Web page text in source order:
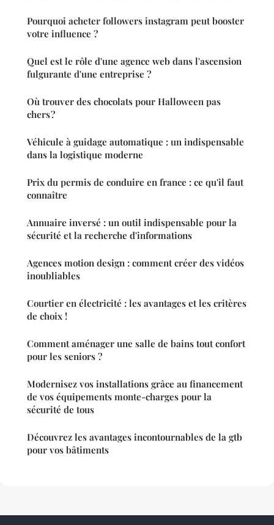
Pourquoi acheter followers instagram peut booster
votre influence ?
Quel est le rôle d'une agence web dans l'ascension
fulgurante d'une entreprise ?
Où trouver des chocolats pour Halloween pas
chers ?
Véhicule à guidage automatique : un indispensable
dans la logistique moderne
Prix du permis de conduire en france : ce qu'il faut
connaître
Annuaire inversé : un outil indispensable pour la
sécurité et la recherche d'informations
Agences motion design : comment créer des vidéos
inoubliables
Courtier en électricité : les avantages et les critères
de choix !
Comment aménager une salle de bains tout confort
pour les seniors ?
Modernisez vos installations grâce au financement
de vos équipements monte-charges pour la
sécurité de tous
Découvrez les avantages incontournables de la gtb
pour vos bâtiments